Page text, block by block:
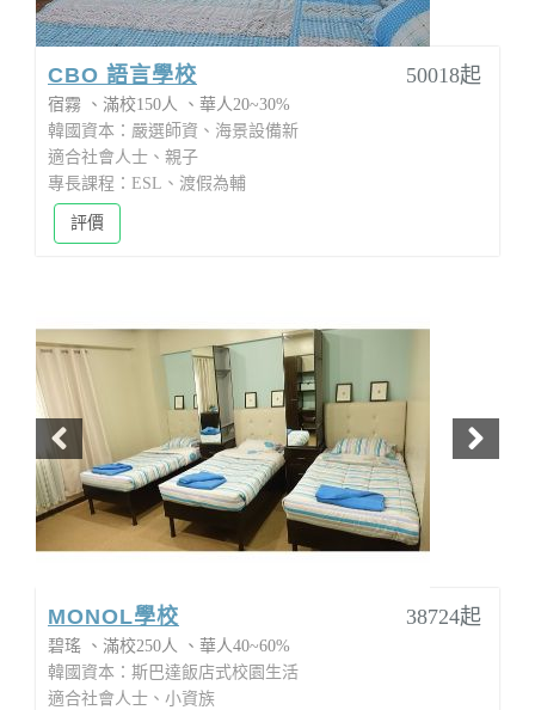
CBO 語言學校 50018起
宿霧 滿校150人
華人20~30%
韓國資本：嚴選師資、海景設備新
適合社會人士、親子
專長課程：ESL、渡假為輔
評價
MONOL學校 38724起
碧瑤 滿校250人
華人40~60%
韓國資本：斯巴達飯店式校園生活
適合社會人士、小資族